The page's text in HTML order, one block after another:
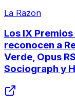
La Razon
Los IX
reconocen a
Verde, Opus
Sociograph y